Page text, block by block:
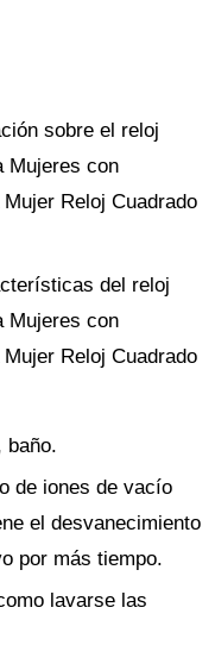
sobre el reloj
Mujeres con
Reloj Cuadrado
del reloj
Mujeres con
Reloj Cuadrado
baño.
de iones de vacío
el desvanecimiento
por más tiempo.
lavarse las